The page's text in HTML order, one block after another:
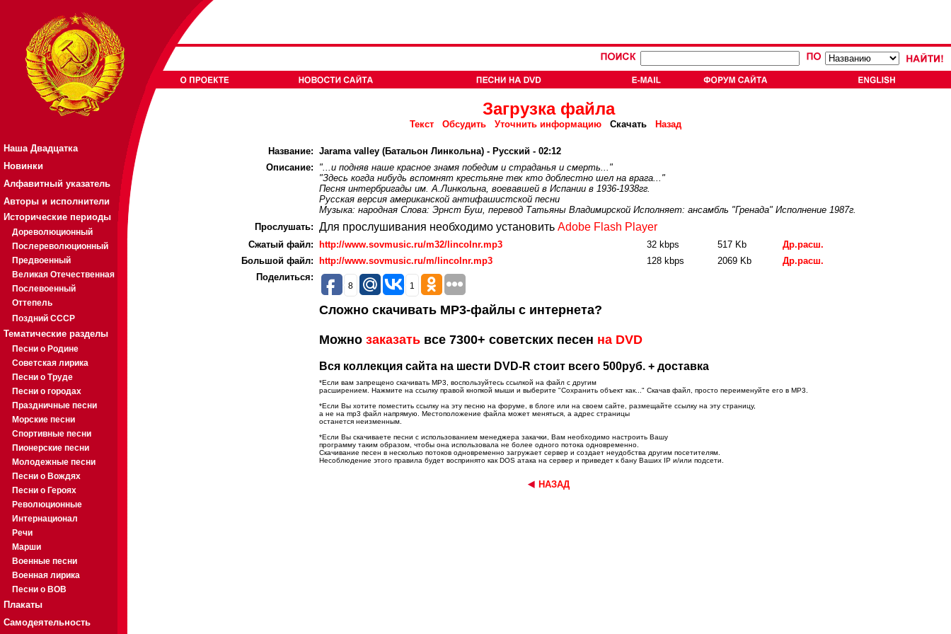
Наша Двадцатка
Новинки
Алфавитный указатель
Авторы и исполнители
Исторические периоды
Дореволюционный
Послереволюционный
Предвоенный
Великая Отечественная
Послевоенный
Оттепель
Поздний СССР
Тематические разделы
Песни о Родине
Советская лирика
Песни о Труде
Песни о городах
Праздничные песни
Морские песни
Спортивные песни
Пионерские песни
Молодежные песни
Песни о Вождях
Песни о Героях
Революционные
Интернационал
Речи
Марши
Военные песни
Военная лирика
Песни о ВОВ
Плакаты
Самодеятельность
Загрузка файла
Текст Обсудить Уточнить информацию Скачать Назад
Название: Jarama valley (Батальон Линкольна) - Русский - 02:12
Описание:
"...и подняв наше красное знамя победим и страданья и смерть..."
"Здесь когда нибудь вспомнят крестьяне тех кто доблестно шел на врага..."
Песня интербригады им. А.Линкольна, воевавшей в Испании в 1936-1938гг.
Русская версия американской антифашистской песни
Музыка: народная Слова: Эрнст Буш, перевод Татьяны Владимирской Исполняет: ансамбль "Гренада" Исполнение 1987г.
Прослушать: Для прослушивания необходимо установить Adobe Flash Player
Cжатый файл: http://www.sovmusic.ru/m32/lincolnr.mp3 32 kbps 517 Kb
Др.расш.
Большой файл:
http://www.sovmusic.ru/m/lincolnr.mp3 128 kbps 2069 Kb
Др.расш.
Поделиться:
8 1
Сложно скачивать MP3-файлы с интернета?
Можно заказатьвсе 7300+ советских песен на DVD
Вся коллекция сайта на шести DVD-R стоит всего 500руб. + доставка
*Если вам запрещено скачивать MP3, воспользуйтесь ссылкой на файл с другим
расширением. Нажмите на ссылку правой кнопкой мыши и выберите "Сохранить объект как..." Скачав файл, просто переименуйте его в MP3.
*Если Вы хотите поместить ссылку на эту песню на форуме, в блоге или на своем сайте, размещайте ссылку на эту страницу,
а не на mp3 файл напрямую. Местоположение файла может меняться, а адрес страницы
останется неизменным.
*Если Вы скачиваете песни с использованием менеджера закачки, Вам необходимо настроить Вашу
программу таким образом, чтобы она использовала не более одного потока одновременно.
Скачивание песен в несколько потоков одновременно загружает сервер и создает неудобства другим посетителям.
Несоблюдение этого правила будет воспринято как DOS атака на сервер и приведет к бану Ваших IP и/или подсети.
НАЗАД